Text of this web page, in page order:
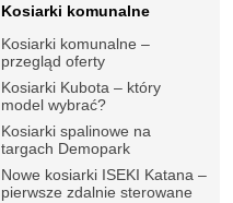
Kosiarki komunalne
Kosiarki komunalne –
przegląd oferty
Kosiarki Kubota – który
model wybrać?
Kosiarki spalinowe na
targach Demopark
Nowe kosiarki ISEKI Katana –
pierwsze zdalnie sterowane